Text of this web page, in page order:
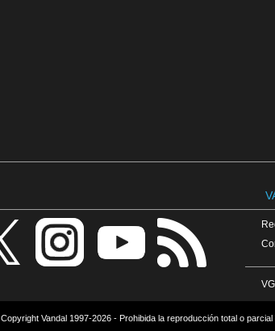
Copyright Vandal 1997-2026 - Prohibida la reproducción total o